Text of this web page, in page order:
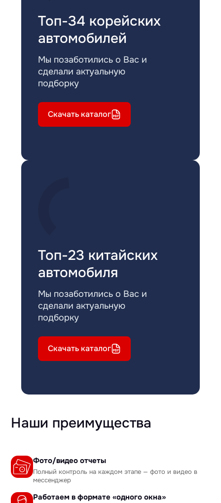
Топ-34 корейских
автомобилей
Мы позаботились о Вас и
сделали актуальную
подборку
Скачать каталог
Топ-23 китайских
автомобиля
Мы позаботились о Вас и
сделали актуальную
подборку
Скачать каталог
Наши преимущества
Фото/видео отчеты
Полный контроль на каждом этапе — фото и видео в
мессенджер
Работаем в формате «одного окна»